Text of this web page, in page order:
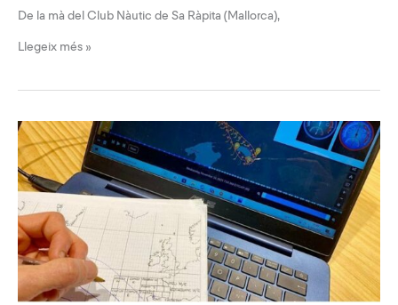
De la mà del Club Nàutic de Sa Ràpita (Mallorca),
Obrim
a
segona
edició
de
la
regata
Med
Llegeix més »